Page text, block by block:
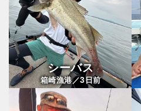
シーバス
箱崎漁港／3日前